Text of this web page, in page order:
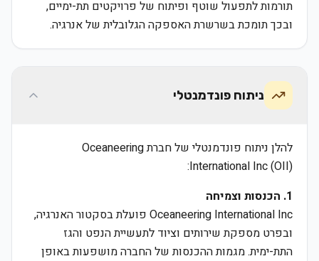
תורמות לתפעול שוטף ופיתוח של פרויקטים תת-ימיים,
ובכך תומכת בשרשרת האספקה הגלובלית של אנרגיה.
ניתוח פונדמנטלי
להלן ניתוח פונדמנטלי של חברת Oceaneering
International Inc (OII):
1. הכנסות וצמיחה
Oceaneering International Inc פועלת בסקטור האנרגיה,
ובפרט מספקת שירותים וציוד לתעשיית הנפט והגז
התת-ימית. מגמות ההכנסות של החברה מושפעות באופן